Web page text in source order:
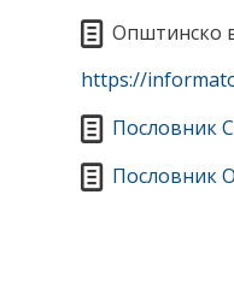
Општинско
https://
Пословник
Пословник